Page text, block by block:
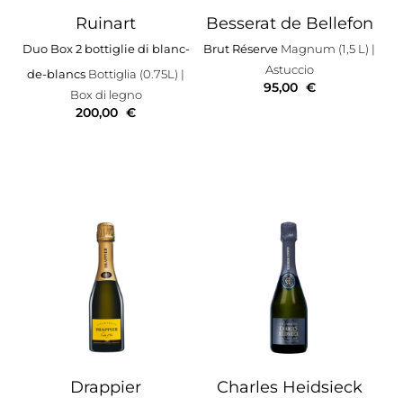
Ruinart
Duo Box 2 bottiglie di blanc-
de-blancs Bottiglia (0.75L) |
Box di legno
200,00 €
Besserat de Bellefon
Brut Réserve Magnum (1,5 L) |
Astuccio
95,00 €
Drappier Charles Heidsieck